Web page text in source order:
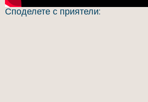
Споделете с приятели: